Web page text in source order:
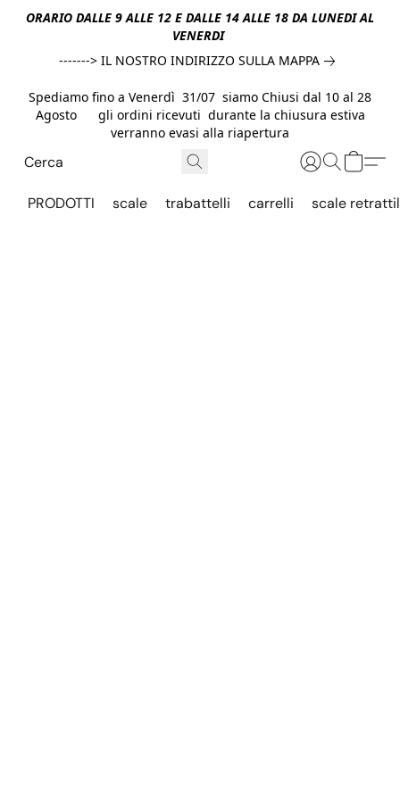
ORARIO DALLE 9 ALLE 12 E DALLE 14 ALLE 18 DA LUNEDI AL
VENERDI
-------> IL NOSTRO INDIRIZZO SULLA MAPPA
Spediamo fino a Venerdì 31/07 siamo Chiusi dal 10 al 28
Agosto gli ordini ricevuti durante la chiusura estiva
verranno evasi alla riapertura
PRODOTTI scale trabattelli carrelli scale